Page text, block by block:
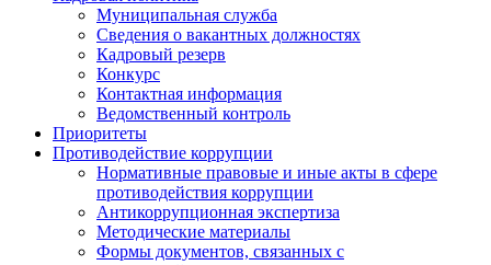
Муниципальная служба
Сведения о вакантных должностях
Кадровый резерв
Конкурс
Контактная информация
Ведомственный контроль
Приоритеты
Противодействие коррупции
Нормативные правовые и иные акты в сфере
противодействия коррупции
Антикоррупционная экспертиза
Методические материалы
Формы документов, связанных с